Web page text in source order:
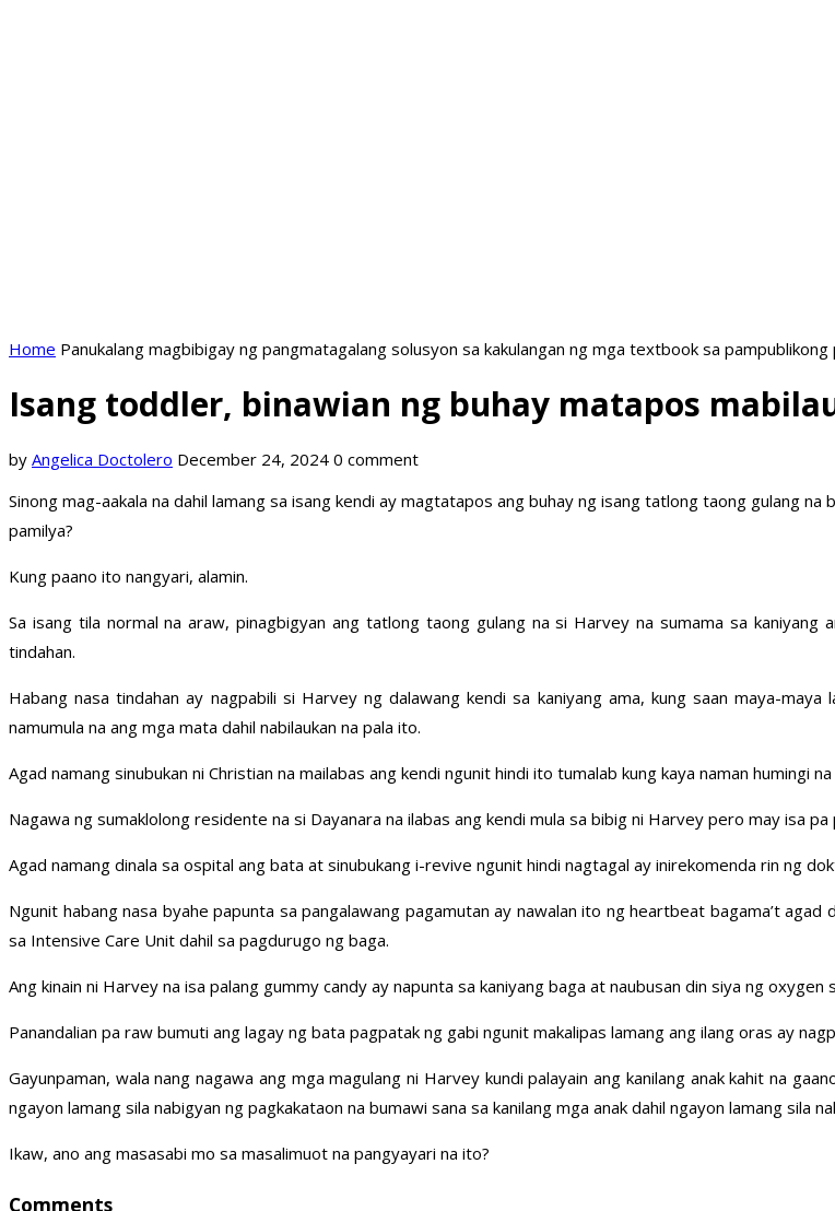
Home Panukalang magbibigay ng pangmatagalang solusyon sa kakulangan ng mga textbook sa pampublikong
Isang toddler, binawian ng buhay matapos
by Angelica Doctolero December 24, 2024 0 comment
Sinong mag-aakala na dahil lamang sa isang kendi ay magtatapos ang buhay ng isang tatlong taong gulang
pamilya?
Kung paano ito nangyari, alamin.
Sa isang tila normal na araw, pinagbigyan ang tatlong taong gulang na si Harvey na sumama sa
tindahan.
Habang nasa tindahan ay nagpabili si Harvey ng dalawang kendi sa kaniyang ama, kung saan maya-
namumula na ang mga mata dahil nabilaukan na pala ito.
Agad namang sinubukan ni Christian na mailabas ang kendi ngunit hindi ito tumalab kung kaya naman humingi
Nagawa ng sumaklolong residente na si Dayanara na ilabas ang kendi mula sa bibig ni Harvey pero may isa pa
Agad namang dinala sa ospital ang bata at sinubukang i-revive ngunit hindi nagtagal ay inirekomenda rin ng
Ngunit habang nasa byahe papunta sa pangalawang pagamutan ay nawalan ito ng heartbeat bagama’t
sa Intensive Care Unit dahil sa pagdurugo ng baga.
Ang kinain ni Harvey na isa palang gummy candy ay napunta sa kaniyang baga at naubusan din siya ng oxygen
Panandalian pa raw bumuti ang lagay ng bata pagpatak ng gabi ngunit makalipas lamang ang ilang oras ay
Gayunpaman, wala nang nagawa ang mga magulang ni Harvey kundi palayain ang kanilang anak kahit na
ngayon lamang sila nabigyan ng pagkakataon na bumawi sana sa kanilang mga anak dahil ngayon lamang sila
Ikaw, ano ang masasabi mo sa masalimuot na pangyayari na ito?
Comments